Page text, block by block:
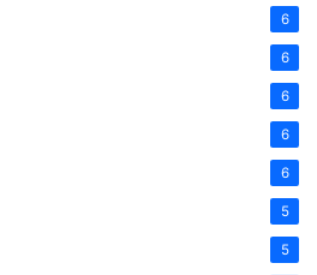
6
6
6
6
6
5
5